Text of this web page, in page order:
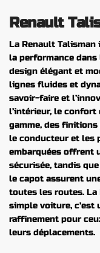
Renault
La Renault Talisman
la performance dans
design élégant et
lignes fluides et
savoir-faire et
l’intérieur, le confort
gamme, des
le conducteur et les
embarquées offrent
sécurisée, tandis
le capot assurent
toutes les routes. La
simple voiture,
raffinement pour
leurs déplacements.